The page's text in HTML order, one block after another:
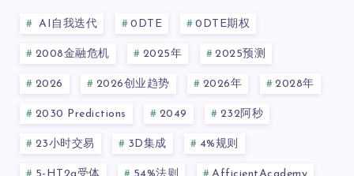
AI自我迭代 0DTE 0DTE期权
2008金融危机 2025年 2025预测
2026 2026创业趋势 2026年 2028年
2030 Predictions 2049 232阿秒
23小时交易 3D集成 4%规则